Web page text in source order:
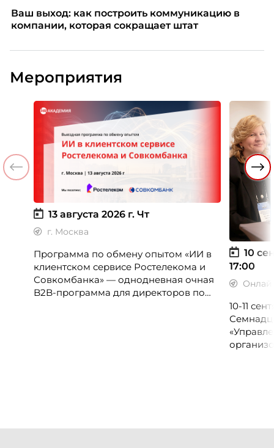
Ваш выход: как построить коммуникацию в
компании, которая сокращает штат
Мероприятия
13 августа 2026 г. Чт
г. Москва
Программа по обмену опытом «ИИ в
клиентском сервисе Ростелекома и
Совкомбанка» — однодневная очная
B2B-программа для директоров по
10
17:00
10-11